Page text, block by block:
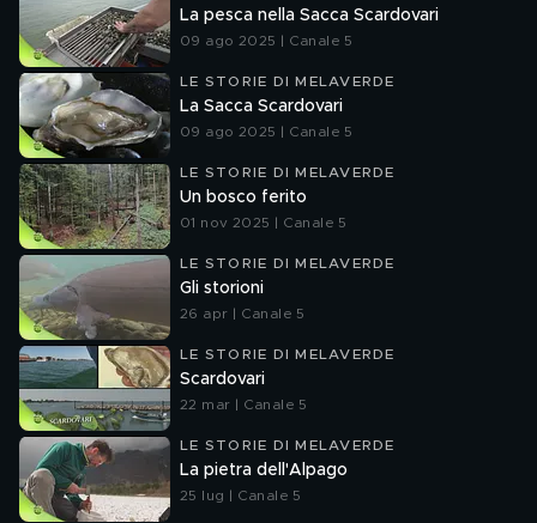
La pesca nella Sacca Scardovari
09 ago 2025 | Canale 5
LE STORIE DI MELAVERDE
La Sacca Scardovari
09 ago 2025 | Canale 5
LE STORIE DI MELAVERDE
Un bosco ferito
01 nov 2025 | Canale 5
LE STORIE DI MELAVERDE
Gli storioni
26 apr | Canale 5
LE STORIE DI MELAVERDE
Scardovari
22 mar | Canale 5
LE STORIE DI MELAVERDE
La pietra dell'Alpago
25 lug | Canale 5